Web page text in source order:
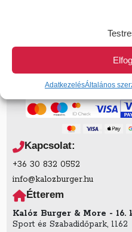
AdatkezelésÁltalános
Fizetés
Online bankkártya, Utánvét
átvételekor)
Kapcsolat:
+36 30 832 0552
info@kalozburger.hu
Étterem
Kalóz Burger & More - 16.
Sport és Szabadidőpark, 1162